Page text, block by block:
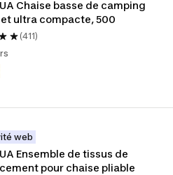
Chaise basse de camping
ultra compacte, 500
(411)
web
Ensemble de tissus de
pour chaise pliable